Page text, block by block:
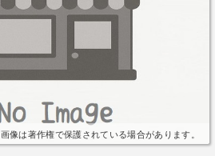
画像は著作権で保護されている場合があります。